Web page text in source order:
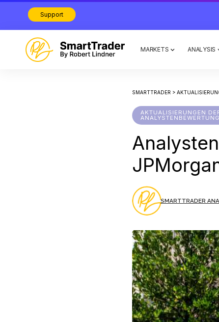
Support
MARKETS ANALYSIS
SMARTTRADER >
AKTUALISIERUNGEN
SMARTTRADER